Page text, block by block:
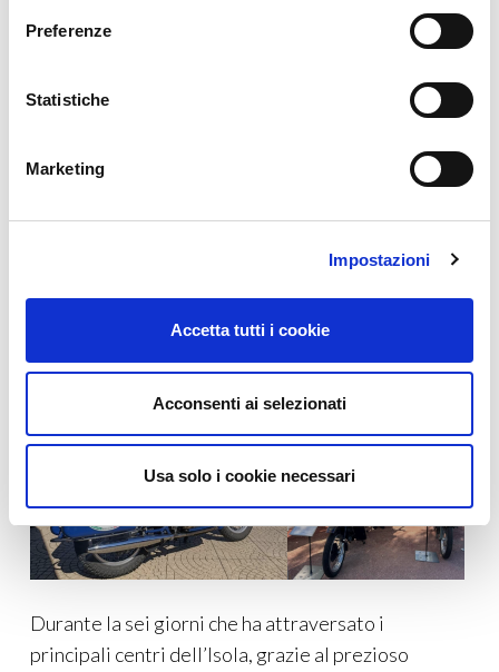
Preferenze
Statistiche
Marketing
Impostazioni
Accetta tutti i cookie
Acconsenti ai selezionati
Usa solo i cookie necessari
Motogiro d’Italia 2026: un’edizione da ricordare.
https://www.motogiroitalia.it/motogiro-2026-
Durante la sei giorni che ha attraversato i
principali centri dell’Isola, grazie al prezioso